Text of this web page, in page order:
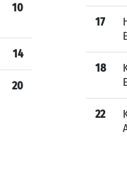
10
14
20
17
18
22